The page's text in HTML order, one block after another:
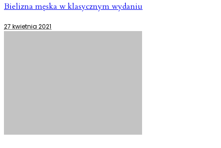
Bielizna męska w klasycznym wydaniu
27 kwietnia 2021